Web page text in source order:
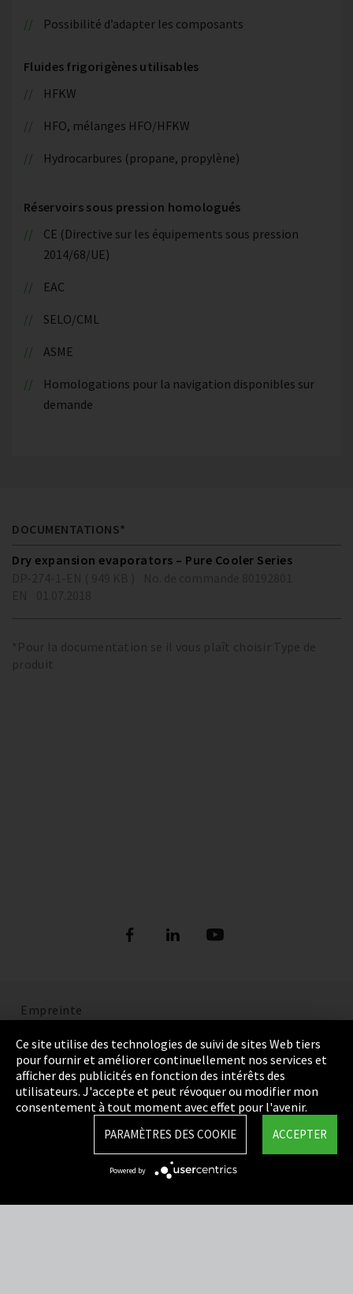
Possibilité d’adapter les composants
Fluides frigorigènes utilisables
HFKW
HFO, mélanges HFO/HFKW
Hydrocarbures (propane, propylène)
Réservoirs sous pression homologués
CE (Directive sur les équipements sous pression
2014/68/UE)
EAC
SELO/CML
ASME
Homologations pour la navigation disponibles sur
demande
DOCUMENTATIONS*
Dry expansion evaporators – Pure Cooler Series
*Pour la documentation se il vous plaît choisir Type de
produit
Empreinte
Politique de confidentialité
Cookie Settings
Termes et Conditions
Integrity Line
Ce site utilise des technologies de suivi de sites Web tiers
pour fournir et améliorer continuellement nos services et
afficher des publicités en fonction des intérêts des
utilisateurs. J'accepte et peut révoquer ou modifier mon
consentement à tout moment avec effet pour l'avenir.
ACCEPTER
PARAMÈTRES DES COOKIE
Powered by